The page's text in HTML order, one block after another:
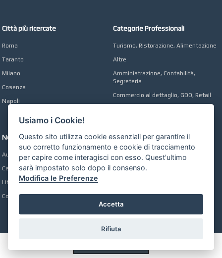
Città più ricercate
Roma
Taranto
Milano
Cosenza
Napoli
Categorie Professionali
Turismo, Ristorazione, Alimentazione
Altre
Amministrazione, Contabilità,
Segreteria
Commercio al dettaglio, GDO, Retail
Network
Automobili Online
Case Online
Libri Online
Compravendita
Usiamo i Cookie!
Questo sito utilizza cookie essenziali per garantire il
suo corretto funzionamento e cookie di tracciamento
per capire come interagisci con esso. Quest'ultimo
sarà impostato solo dopo il consenso.
Modifica le Preferenze
Accetta
Rifiuta